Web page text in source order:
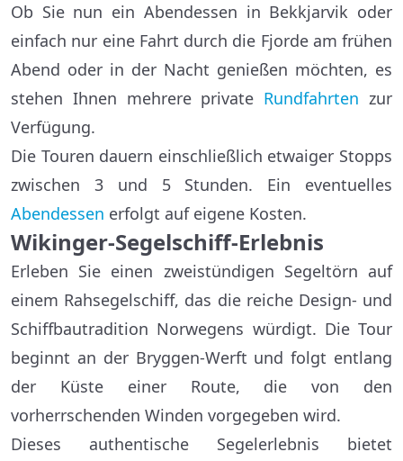
Ob Sie nun ein Abendessen in Bekkjarvik oder
einfach nur eine Fahrt durch die Fjorde am frühen
Abend oder in der Nacht genießen möchten, es
stehen Ihnen mehrere private Rundfahrtenzur
Verfügung.
Die Touren dauern einschließlich etwaiger Stopps
zwischen 3 und 5 Stunden. Ein eventuelles
Abendessen erfolgt auf eigene Kosten.
Wikinger-Segelschiff-Erlebnis
Erleben Sie einen zweistündigen Segeltörn auf
einem Rahsegelschiff, das die reiche Design- und
Schiffbautradition Norwegens würdigt. Die Tour
beginnt an der Bryggen-Werft und folgt entlang
der Küste einer Route, die von den
vorherrschenden Winden vorgegeben wird.
Dieses authentische Segelerlebnis bietet